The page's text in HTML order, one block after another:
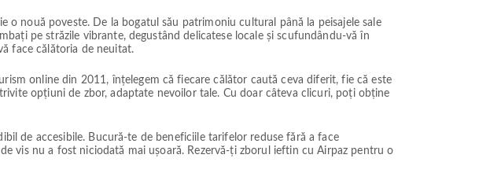
nouă poveste. De la bogatul său patrimoniu cultural până la peisajele sale
pe străzile vibrante, degustând delicatese locale și scufundându-vă în
face călătoria de neuitat.
online din 2011, înțelegem că fiecare călător caută ceva diferit, fie că este
opțiuni de zbor, adaptate nevoilor tale. Cu doar câteva clicuri, poți obține
de accesibile. Bucură-te de beneficiile tarifelor reduse fără a face
vis nu a fost niciodată mai ușoară. Rezervă-ți zborul ieftin cu Airpaz pentru o